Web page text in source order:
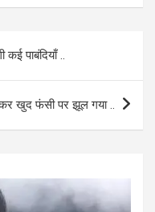
पाबंदियाँ ..
कर खुद फंसी पर झूल गया ..